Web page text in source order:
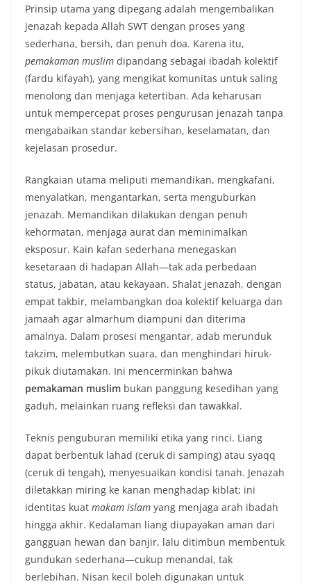
Prinsip utama yang dipegang adalah mengembalikan
jenazah kepada Allah SWT dengan proses yang
sederhana, bersih, dan penuh doa. Karena itu,
pemakaman muslim dipandang sebagai ibadah kolektif
(fardu kifayah), yang mengikat komunitas untuk saling
menolong dan menjaga ketertiban. Ada keharusan
untuk mempercepat proses pengurusan jenazah tanpa
mengabaikan standar kebersihan, keselamatan, dan
kejelasan prosedur.
Rangkaian utama meliputi memandikan, mengkafani,
menyalatkan, mengantarkan, serta menguburkan
jenazah. Memandikan dilakukan dengan penuh
kehormatan, menjaga aurat dan meminimalkan
eksposur. Kain kafan sederhana menegaskan
kesetaraan di hadapan Allah—tak ada perbedaan
status, jabatan, atau kekayaan. Shalat jenazah, dengan
empat takbir, melambangkan doa kolektif keluarga dan
jamaah agar almarhum diampuni dan diterima
amalnya. Dalam prosesi mengantar, adab merunduk
takzim, melembutkan suara, dan menghindari hiruk-
pikuk diutamakan. Ini mencerminkan bahwa
pemakaman muslim bukan panggung kesedihan yang
gaduh, melainkan ruang refleksi dan tawakkal.
Teknis penguburan memiliki etika yang rinci. Liang
dapat berbentuk lahad (ceruk di samping) atau syaqq
(ceruk di tengah), menyesuaikan kondisi tanah. Jenazah
diletakkan miring ke kanan menghadap kiblat; ini
identitas kuat makam islam yang menjaga arah ibadah
hingga akhir. Kedalaman liang diupayakan aman dari
gangguan hewan dan banjir, lalu ditimbun membentuk
gundukan sederhana—cukup menandai, tak
berlebihan. Nisan kecil boleh digunakan untuk